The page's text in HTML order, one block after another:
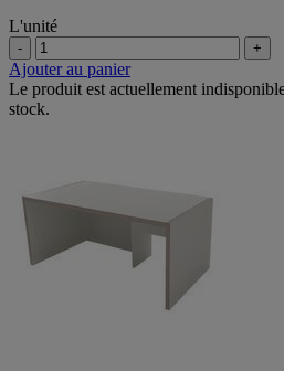
L'unité
- +
Ajouter au panier
Le produit est actuellement
stock.